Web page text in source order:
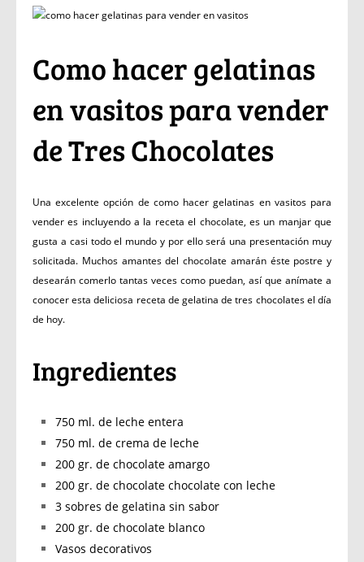
Como hacer gelatinas
en vasitos para vender
de Tres Chocolates
Una excelente opción de como hacer gelatinas en vasitos para
vender es incluyendo a la receta el chocolate, es un manjar que
gusta a casi todo el mundo y por ello será una presentación muy
solicitada. Muchos amantes del chocolate amarán éste postre y
desearán comerlo tantas veces como puedan, así que anímate a
conocer esta deliciosa receta de gelatina de tres chocolates el día
de hoy.
Ingredientes
750 ml. de leche entera
750 ml. de crema de leche
200 gr. de chocolate amargo
200 gr. de chocolate chocolate con leche
3 sobres de gelatina sin sabor
200 gr. de chocolate blanco
Vasos decorativos